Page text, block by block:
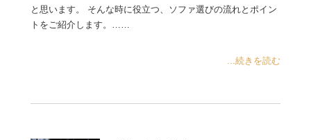
と思います。 そんな時に役立つ、ソファ選びの流れとポイン
トをご紹介します。……
...続きを読む